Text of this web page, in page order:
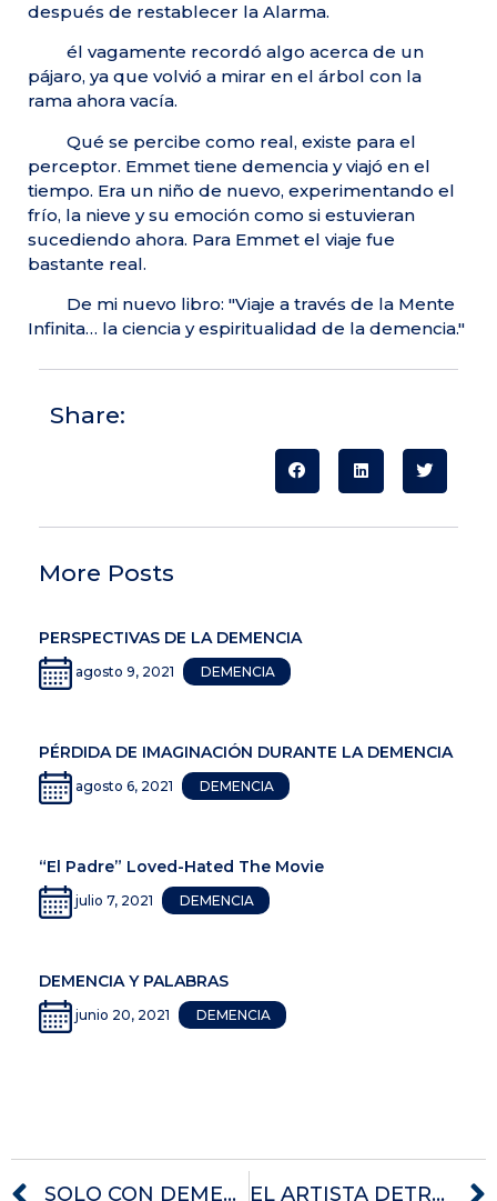
después de restablecer la Alarma.
él vagamente recordó algo acerca de un
pájaro, ya que volvió a mirar en el árbol con la
rama ahora vacía.
Qué se percibe como real, existe para el
perceptor. Emmet tiene demencia y viajó en el
tiempo. Era un niño de nuevo, experimentando el
frío, la nieve y su emoción como si estuvieran
sucediendo ahora. Para Emmet el viaje fue
bastante real.
De mi nuevo libro: "Viaje a través de la Mente
Infinita… la ciencia y espiritualidad de la demencia."
Share:
More Posts
PERSPECTIVAS DE LA DEMENCIA
agosto 9, 2021 DEMENCIA
PÉRDIDA DE IMAGINACIÓN DURANTE LA DEMENCIA
agosto 6, 2021 DEMENCIA
“El Padre” Loved-Hated The Movie
julio 7, 2021 DEMENCIA
DEMENCIA Y PALABRAS
junio 20, 2021 DEMENCIA
SOLO CON DEMENCIA EL ARTISTA DETRÁS DE LA ENFERMEDAD DE ALZHEIMER